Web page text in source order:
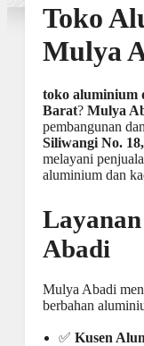
Toko
Mulya
toko aluminium
Barat? Mulya
pembangunan
Siliwangi No.
melayani
aluminium dan
Abadi
Mulya Abadi
berbahan
✅ Kusen